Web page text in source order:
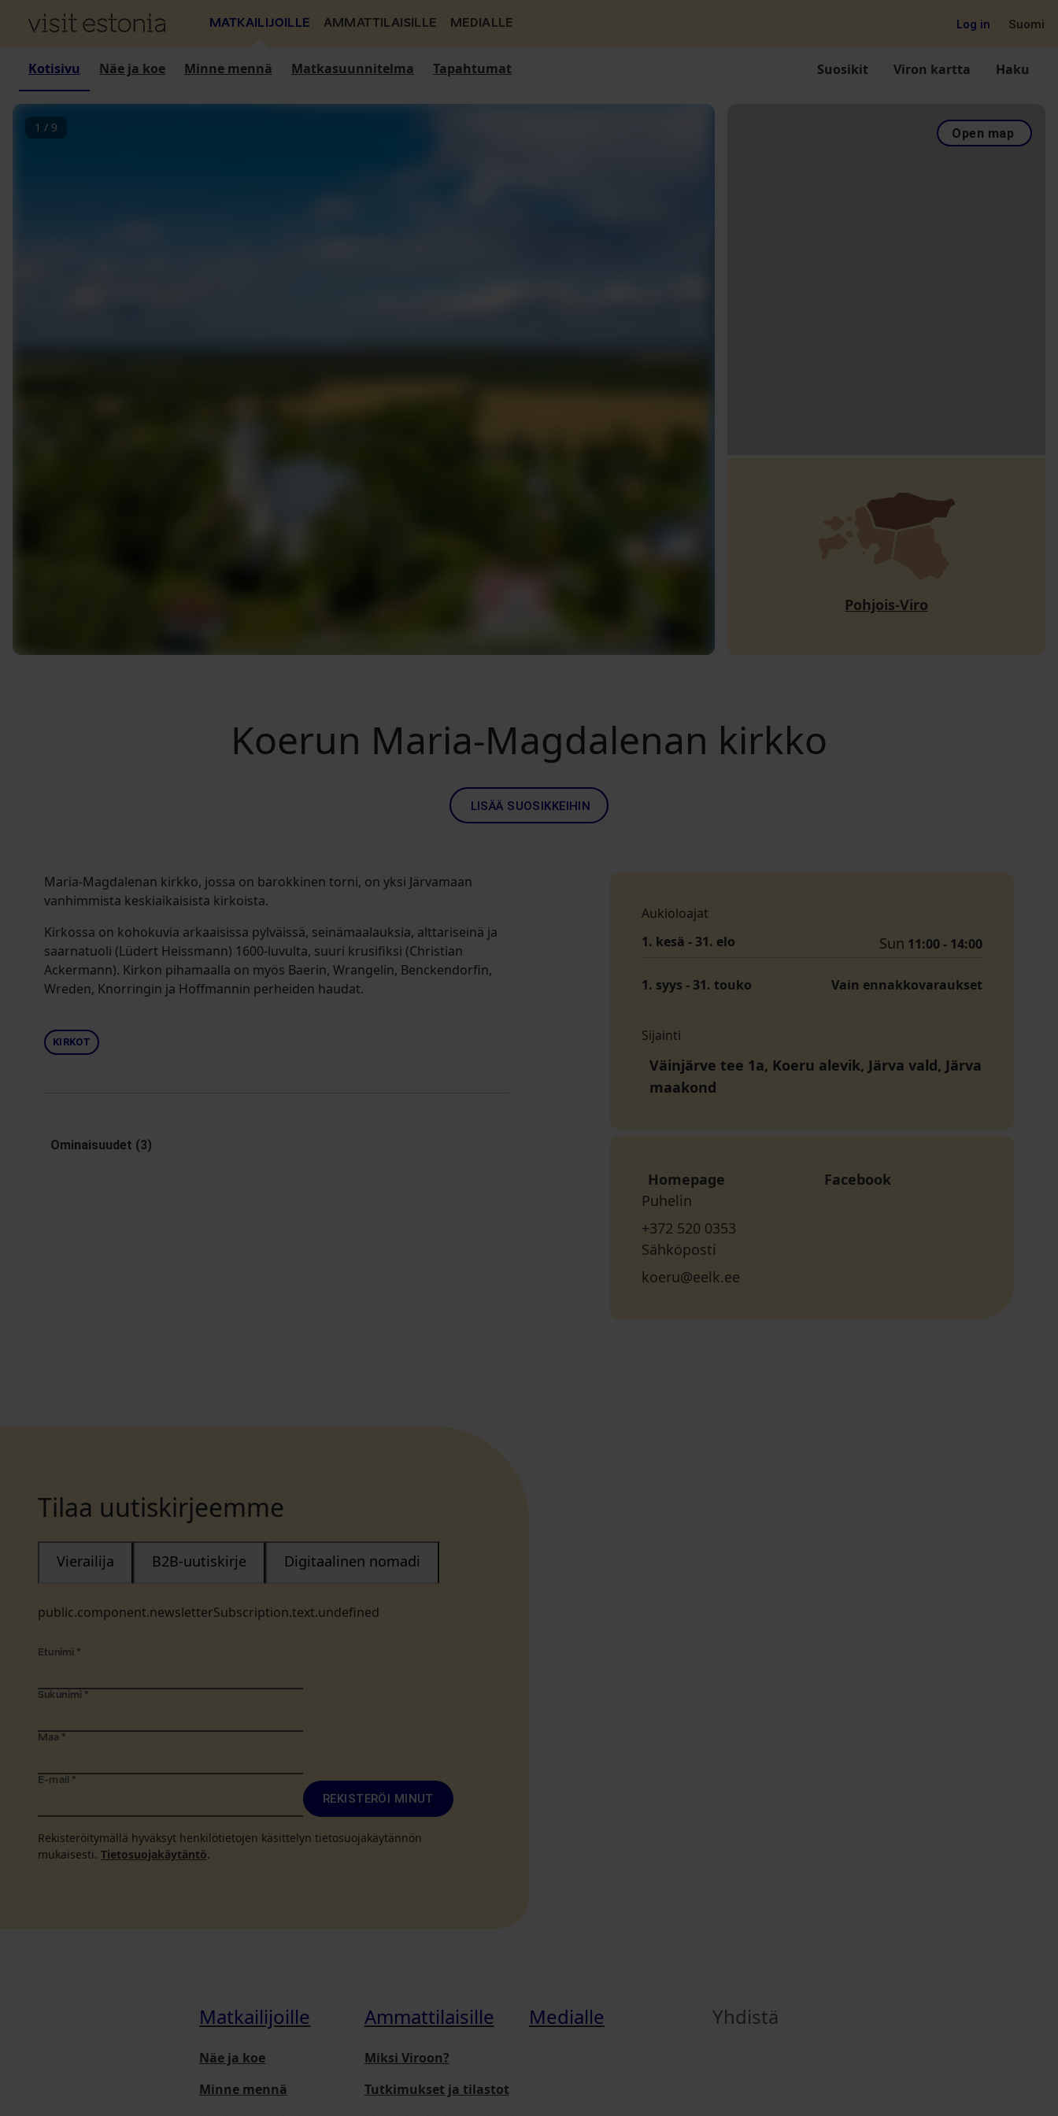
MATKAILIJOILLE AMMATTILAISILLE MEDIALLE Log in Suomi
Kotisivu Näe ja koe Minne mennä Matkasuunnitelma Tapahtumat Suosikit Viron kartta Haku
1 / 9 Open map
Pohjois-Viro
Koerun Maria-Magdalenan kirkko
LISÄÄ SUOSIKKEIHIN
Maria-Magdalenan kirkko, jossa on barokkinen torni, on yksi Järvamaan
vanhimmista keskiaikaisista kirkoista.
Kirkossa on kohokuvia arkaaisissa pylväissä, seinämaalauksia, alttariseinä ja
saarnatuoli (Lüdert Heissmann) 1600-luvulta, suuri krusifiksi (Christian
Ackermann). Kirkon pihamaalla on myös Baerin, Wrangelin, Benckendorfin,
Wreden, Knorringin ja Hoffmannin perheiden haudat.
KIRKOT
Ominaisuudet (3)
Aukioloajat
1. kesä - 31. elo
Sun 11:00 - 14:00
1. syys - 31. touko Vain ennakkovaraukset
Sijainti
Väinjärve tee 1a, Koeru alevik, Järva vald, Järva
maakond
Homepage
Facebook
Puhelin
+372 520 0353
Sähköposti
koeru@eelk.ee
Tilaa uutiskirjeemme
public.component.newsletterSubscription.text.undefined
Vierailija B2B-uutiskirje Digitaalinen nomadi
Etunimi *
Sukunimi *
Maa *
E-mail *
REKISTERÖI MINUT
Rekisteröitymällä hyväksyt henkilötietojen käsittelyn tietosuojakäytännön
mukaisesti. Tietosuojakäytäntö.
Matkailijoille
Näe ja koe
Minne mennä
Ammattilaisille
Miksi Viroon?
Tutkimukset ja tilastot
Medialle Yhdistä